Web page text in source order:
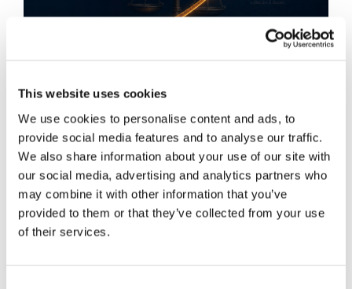
This website uses cookies
We use cookies to personalise content and ads, to
provide social media features and to analyse our traffic.
We also share information about your use of our site with
our social media, advertising and analytics partners who
may combine it with other information that you’ve
provided to them or that they’ve collected from your use
of their services.
Obbligazioni solidali passive:
rapporti tra surrogazione legale e
regresso